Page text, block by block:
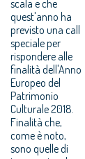
scala e che
quest'anno ha
previsto una call
speciale per
rispondere alle
finalità dell'Anno
Europeo del
Patrimonio
Culturale 2018.
Finalità che,
come è noto,
sono quelle di